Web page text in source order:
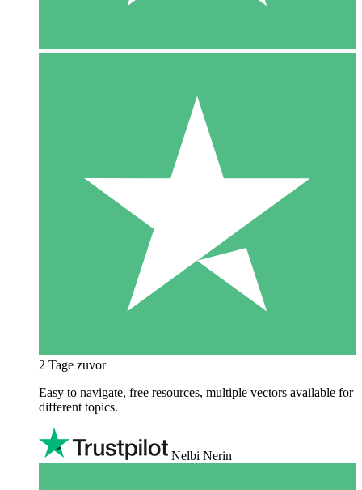
2 Tage zuvor
Easy to navigate, free resources, multiple vectors available for
different topics.
Nelbi Nerin